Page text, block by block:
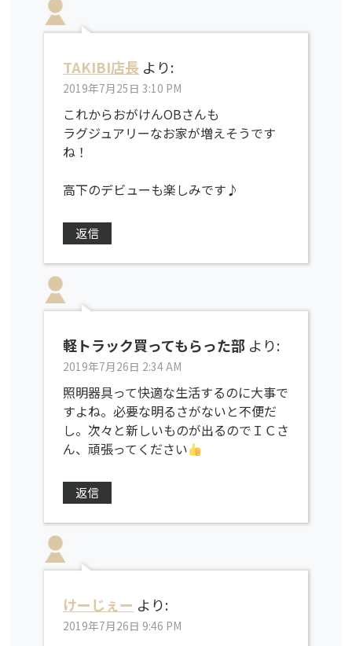
TAKIBI店長 より:
2019年7月25日 3:10 PM
これからおがけんOBさんも
ラグジュアリーなお家が増えそうです
ね！
高下のデビューも楽しみです♪
返信
軽トラック買ってもらった部 より:
2019年7月26日 2:34 AM
照明器具って快適な生活するのに大事で
すよね。必要な明るさがないと不便だ
し。次々と新しいものが出るのでＩＣさ
ん、頑張ってください
返信
けーじぇー より:
2019年7月26日 9:46 PM